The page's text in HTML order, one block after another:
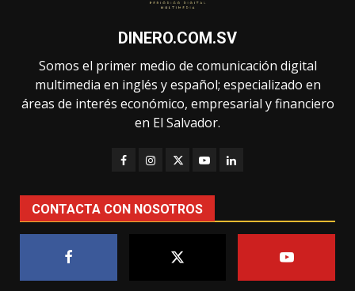
DINERO.COM.SV
Somos el primer medio de comunicación digital
multimedia en inglés y español; especializado en
áreas de interés económico, empresarial y financiero
en El Salvador.
CONTACTA CON NOSOTROS